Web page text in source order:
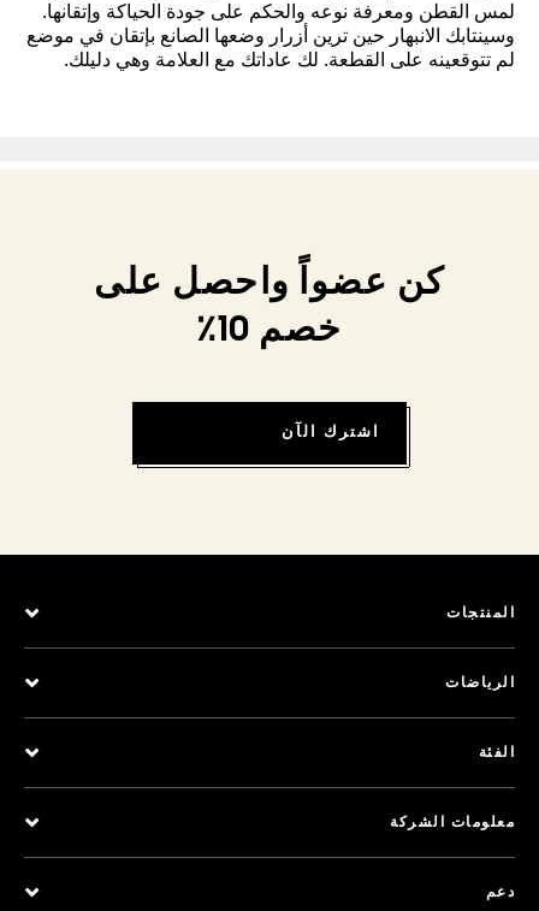
لمس القطن ومعرفة نوعه والحكم على جودة الحياكة وإتقانها.
وسينتابك الانبهار حين ترين أزرار وضعها الصانع بإتقان في موضع
لم تتوقعينه على القطعة. لك عاداتك مع العلامة وهي دليلك.
كن عضواً واحصل على
خصم 10٪
اشترك الآن
المنتجات
الرياضات
الفئة
معلومات الشركة
دعم